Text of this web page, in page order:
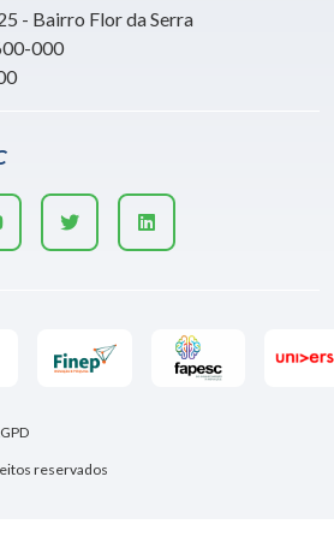
- Bairro Flor da Serra
000
reservados